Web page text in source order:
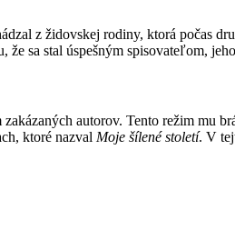
z židovskej rodiny, ktorá počas
sa stal úspešným spisovateľom,
autorov. Tento režim mu
ktoré nazval Moje šílené století. V